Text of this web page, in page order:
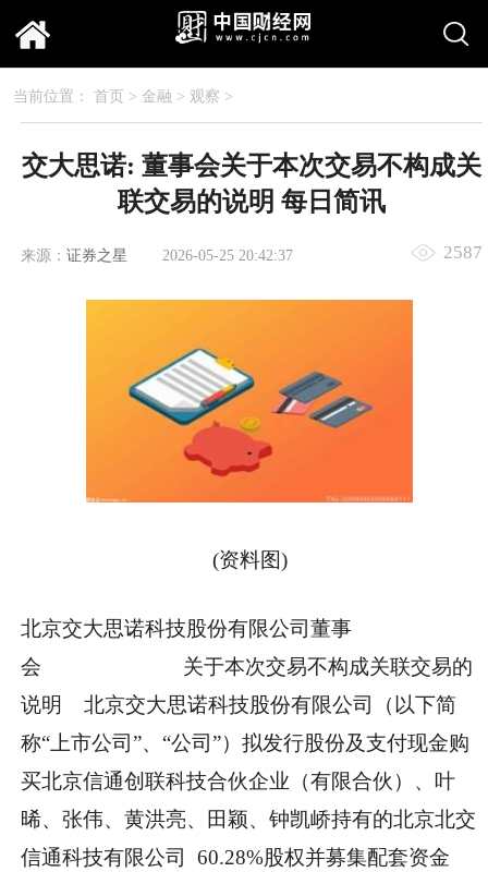
当前位置： 首页 > 金融 > 观察 >
交大思诺: 董事会关于本次交易不构成关
联交易的说明 每日简讯
来源： 证券之星 2026-05-25 20:42:37 2587
(资料图)
北京交大思诺科技股份有限公司董事
会 关于本次交易不构成关联交易的
说明 北京交大思诺科技股份有限公司（以下简
称“上市公司”、“公司”）拟发行股份及支付现金购
买北京信通创联科技合伙企业（有限合伙）、叶
晞、张伟、黄洪亮、田颖、钟凯峤持有的北京北交
信通科技有限公司 60.28%股权并募集配套资金